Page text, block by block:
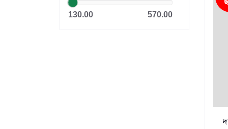
মানহাল পাবলিকেশন
130.00 570.00